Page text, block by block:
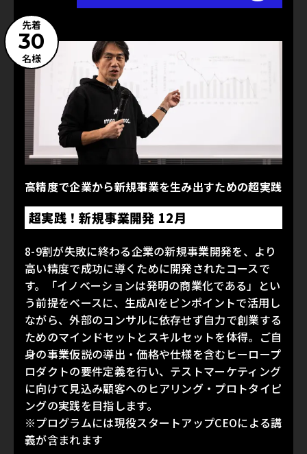
先着
30
名様
高精度で企業から新規事業を生み出すための超実践
超実践！新規事業開発 12月
8-9割が失敗に終わる企業の新規事業開発を、より
高い精度で成功に導くために開発されたコースで
す。「イノベーションは発明の商業化である」とい
う前提をベースに、生成AIをピンポイントで活用し
ながら、外部のコンサルに依存せず自力で創業する
ためのマインドセットとスキルセットを体得。ご自
身の事業仮説の導出・価格や仕様を含むヒーロープ
ロダクトの要件定義を行い、テストマーケティング
に向けて見込み顧客へのヒアリング・プロトタイピ
ングの実践を目指します。
※プログラムには現役スタートアップCEOによる講
義が含まれます